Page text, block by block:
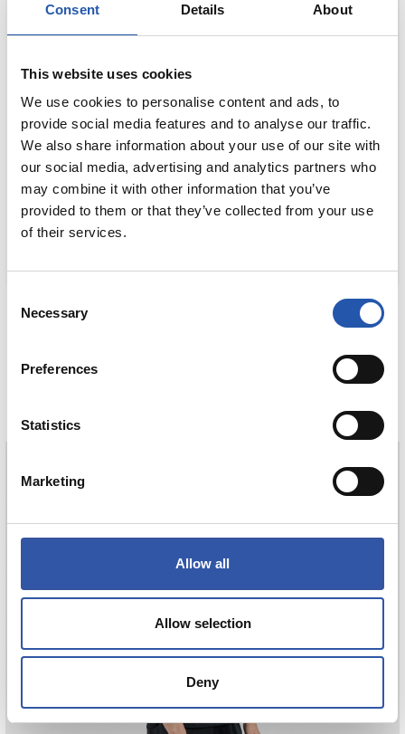
Consent Details About
This website uses cookies
We use cookies to personalise content and ads, to
provide social media features and to analyse our traffic.
We also share information about your use of our site with
our social media, advertising and analytics partners who
may combine it with other information that you’ve
provided to them or that they’ve collected from your use
of their services.
Selection
Necessary
Preferences
Statistics
Marketing
Allow all
Allow selection
Deny
ZAKHARYAN
21